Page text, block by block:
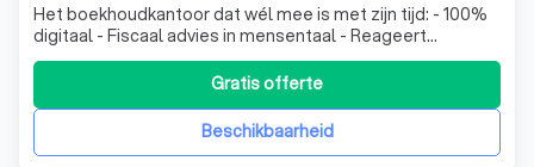
Het boekhoudkantoor dat wél mee is met zijn tijd: - 100%
digitaal - Fiscaal advies in mensentaal - Reageert
razendsnel op je vragen - Boekhouding en fiscaliteit
Beschikbaarheid
Gratis offerte